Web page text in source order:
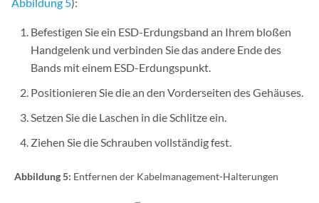
Befestigen Sie ein ESD-Erdungsband an Ihrem bloßen
Handgelenk und verbinden Sie das andere Ende des
Bands mit einem ESD-Erdungspunkt.
Positionieren Sie die an den Vorderseiten des Gehäuses.
Setzen Sie die Laschen in die Schlitze ein.
Ziehen Sie die Schrauben vollständig fest.
Abbildung 5: Entfernen der Kabelmanagement-Halterungen